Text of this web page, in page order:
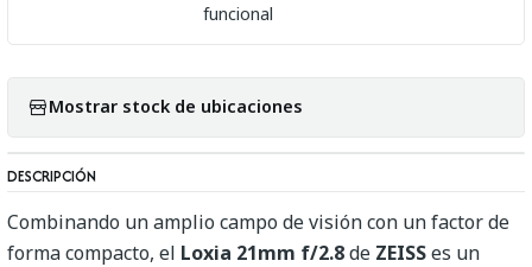
funcional
Mostrar stock de ubicaciones
DESCRIPCIÓN
Combinando un amplio campo de visión con un factor de
forma compacto, el Loxia 21mm f/2.8de ZEISSes un